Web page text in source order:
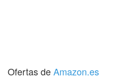
Ofertas deAmazon.es